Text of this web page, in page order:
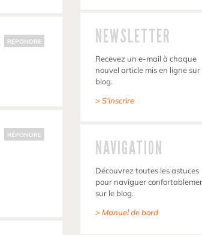
RÉPONDRE
RÉPONDRE
NEWSLETTER
Recevez un e-mail à chaque
nouvel article mis en ligne sur
blog.
> S'inscrire
NAVIGATION
Découvrez toutes les astuces
pour naviguer
sur le blog.
> Manuel de bord